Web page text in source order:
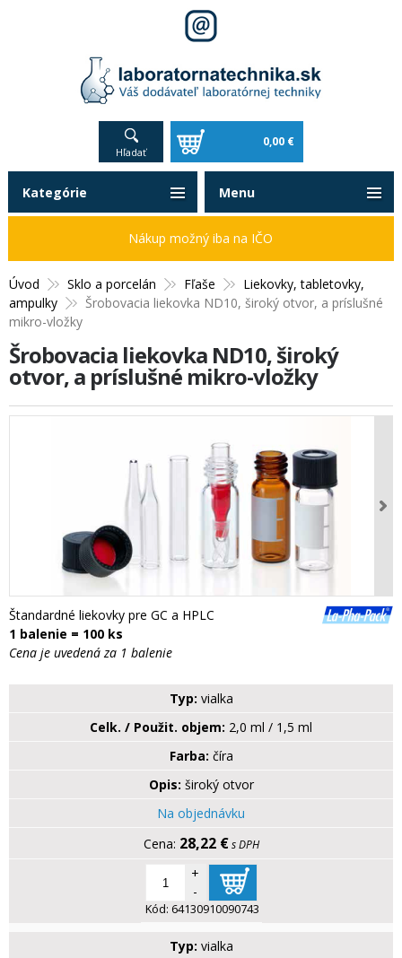
Hľadať
0,00 €
Úvod Sklo a porcelán Fľaše
Liekovky, tabletovky,
ampulky
Šrobovacia liekovka ND10, široký otvor, a príslušné
mikro-vložky
Šrobovacia liekovka ND10, široký
otvor, a príslušné mikro-vložky
Štandardné liekovky pre GC a HPLC
1 balenie = 100 ks
Cena je uvedená za 1 balenie
Typ: vialka
Celk. / Použit. objem: 2,0 ml / 1,5 ml
Farba: číra
Opis: široký otvor
Na objednávku
28,22 € s DPH
+
-
Kód: 64130910090743
Typ: vialka
Kategórie
Nákup možný iba na IČO
Menu